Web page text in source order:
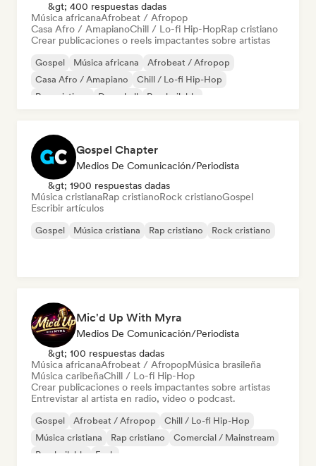
&gt; 400 respuestas dadas
Música africanaAfrobeat / Afropop
Casa Afro / AmapianoChill / Lo-fi Hip-HopRap cristiano
Crear publicaciones o reels impactantes sobre artistas
Gospel Música africana
Afrobeat / Afropop
Casa Afro / Amapiano
Chill / Lo-fi Hip-Hop
Rap cristiano
Dancehall Pop bailable
Gospel Chapter
Medios De Comunicación/Periodista
&gt; 1900 respuestas dadas
Música cristianaRap cristianoRock cristianoGospel
Escribir artículos
Gospel Música cristiana Rap cristiano Rock cristiano
Mic'd Up With Myra
Medios De Comunicación/Periodista
&gt; 100 respuestas dadas
Música africanaAfrobeat / AfropopMúsica brasileña
Música caribeñaChill / Lo-fi Hip-Hop
Crear publicaciones o reels impactantes sobre artistas
Entrevistar al artista en radio, video o podcast.
Gospel Afrobeat / Afropop
Chill / Lo-fi Hip-Hop
Música cristiana
Rap cristiano
Comercial / Mainstream
Pop bailable
Funk